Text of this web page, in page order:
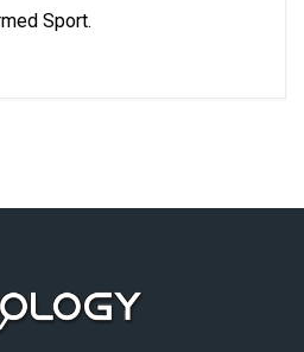
Sport.